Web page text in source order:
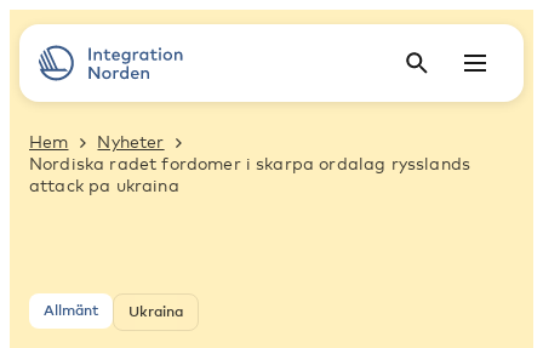
Hem
Nyheter
Nordiska radet fordomer i skarpa ordalag rysslands
attack pa ukraina
Allmänt Ukraina